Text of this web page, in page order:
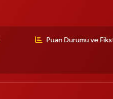
Puan Durumu ve